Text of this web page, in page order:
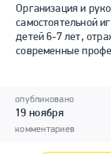
Организация и
самостоятельной
детей 6-7 лет,
современные
опубликовано
19 ноября
комментариев